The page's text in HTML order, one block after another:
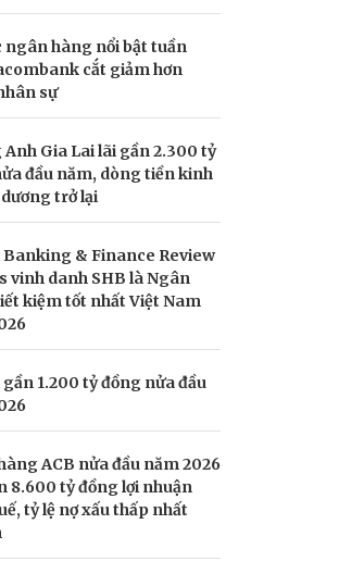
ngân hàng nổi bật tuần
cắt giảm hơn
sự
Anh Gia Lai lãi gần 2.300 tỷ
đầu năm, dòng tiền kinh
trở lại
Banking & Finance Review
vinh danh SHB là Ngân
kiệm tốt nhất Việt Nam
gần 1.200 tỷ đồng nửa đầu
ACB nửa đầu năm 2026
8.600 tỷ đồng lợi nhuận
tỷ lệ nợ xấu thấp nhất